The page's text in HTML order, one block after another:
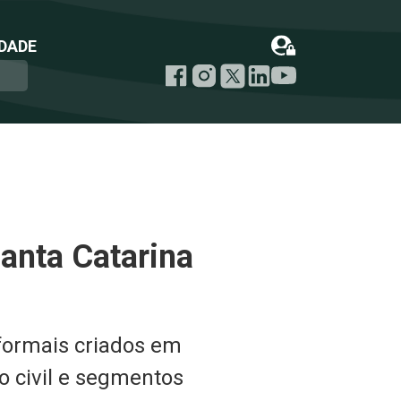
Catarina
criados em
civil e segmentos